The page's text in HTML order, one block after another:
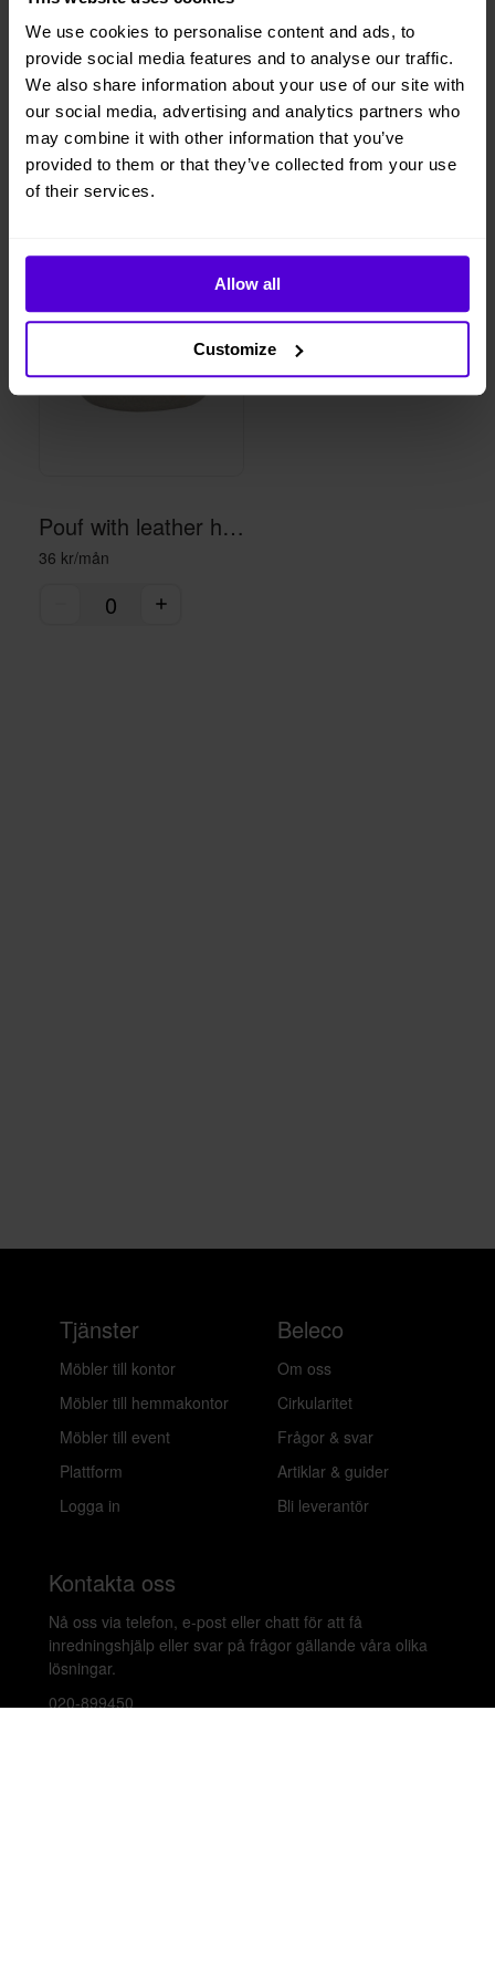
We use cookies to personalise content and ads, to
provide social media features and to analyse our traffic.
We also share information about your use of our site with
our social media, advertising and analytics partners who
may combine it with other information that you’ve
provided to them or that they’ve collected from your use
of their services.
Allow all
Customize
Helt flexibelt
1 månads
uppsägningstid
Pouf with leather handle - light grey
36 kr/mån
Tjänster
Möbler till kontor
Möbler till hemmakontor
Möbler till event
Plattform
Logga in
Beleco
Om oss
Cirkularitet
Frågor & svar
Artiklar & guider
Bli leverantör
Kontakta oss
Nå oss via telefon, e-post eller chatt för att få
inredningshjälp eller svar på frågor gällande våra olika
lösningar.
020-899450